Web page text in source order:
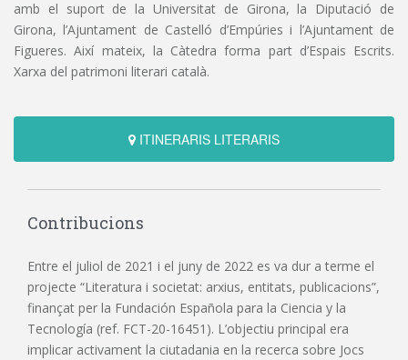
amb el suport de la Universitat de Girona, la Diputació de
Girona, l’Ajuntament de Castelló d’Empúries i l’Ajuntament de
Figueres. Així mateix, la Càtedra forma part d’Espais Escrits.
Xarxa del patrimoni literari català.
ITINERARIS LITERARIS
Contribucions
Entre el juliol de 2021 i el juny de 2022 es va dur a terme el
projecte “Literatura i societat: arxius, entitats, publicacions”,
finançat per la Fundación Española para la Ciencia y la
Tecnología (ref. FCT-20-16451). L’objectiu principal era
implicar activament la ciutadania en la recerca sobre Jocs